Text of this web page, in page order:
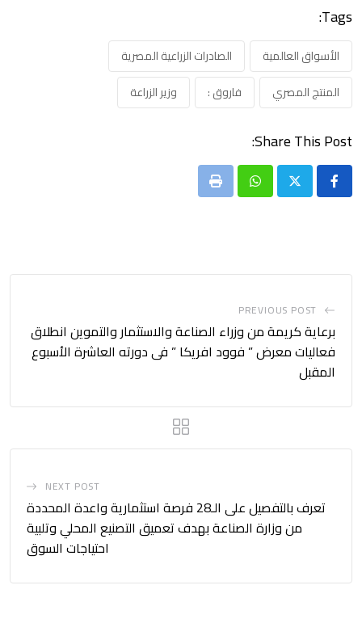
Tags:
الأسواق العالمية
الصادرات الزراعية المصرية
المنتج المصري
فاروق : وزير الزراعة
Share This Post:
Whatsapp
Print
PREVIOUS POST
برعاية كريمة من وزراء الصناعة والاستثمار والتموين انطلاق
فعاليات معرض ” فوود افريكا ” فى دورته العاشرة الأسبوع
المقبل
NEXT POST
تعرف بالتفصيل على الـ28 فرصة استثمارية واعدة المحددة
من وزارة الصناعة بهدف تعميق التصنيع المحلي وتلبية
احتياجات السوق